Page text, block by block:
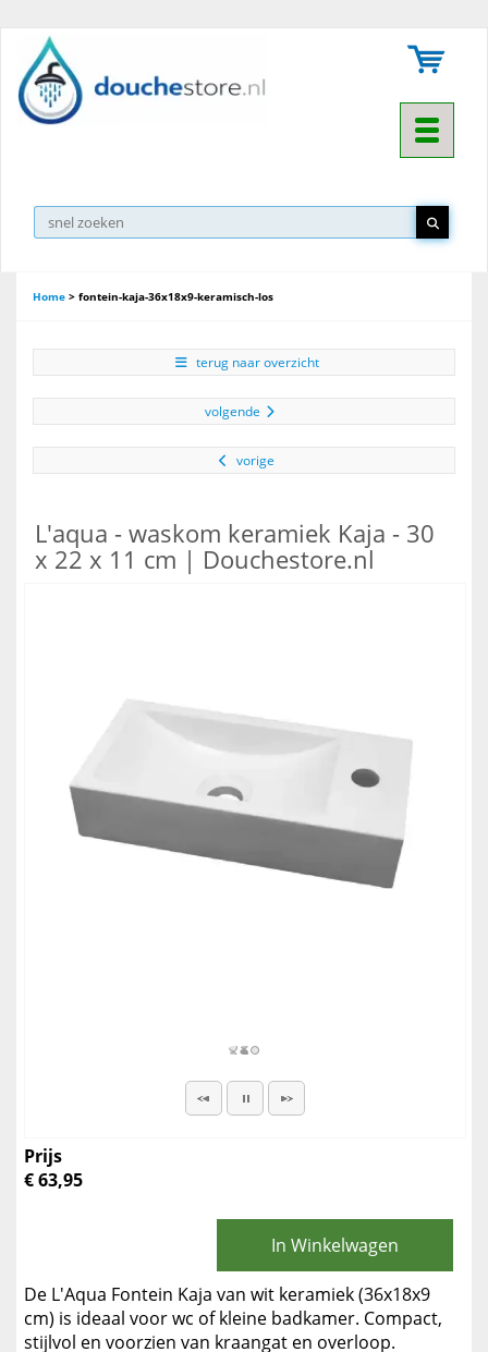
Toggle
Home > fontein-kaja-36x18x9-keramisch-los
terug naar overzicht
volgende
vorige
L'aqua - waskom keramiek Kaja - 30
x 22 x 11 cm | Douchestore.nl
Prijs
€ 63,95
In Winkelwagen
De L'Aqua Fontein Kaja van wit keramiek (36x18x9
cm) is ideaal voor wc of kleine badkamer. Compact,
stijlvol en voorzien van kraangat en overloop.